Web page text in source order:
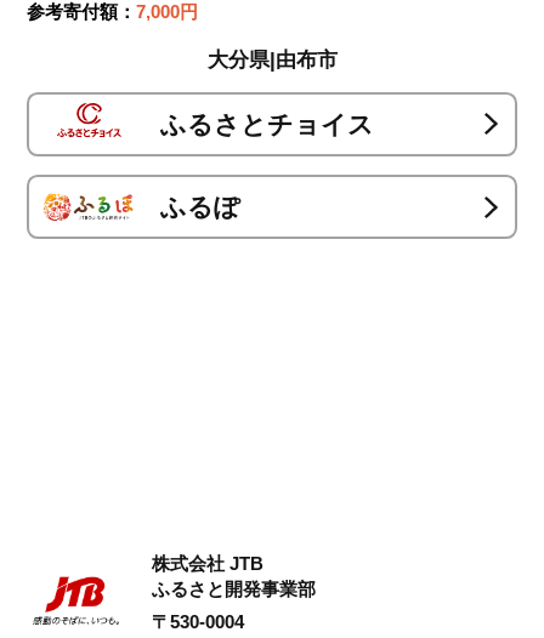
参考寄付額：7,000円
大分県|由布市
ふるさとチョイス
ふるぽ
株式会社 JTB
ふるさと開発事業部
〒530-0004